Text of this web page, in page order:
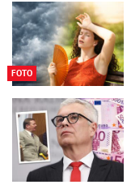
FOTO